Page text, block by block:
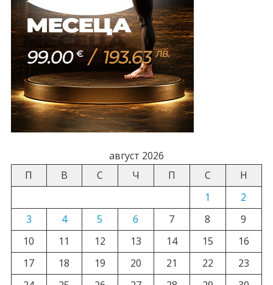
август 2026
П
В С Ч П С
Н
1
2
3
4 5 6 7 8
9
10
11 12 13 14 15
16
17
18 19 20 21 22
23